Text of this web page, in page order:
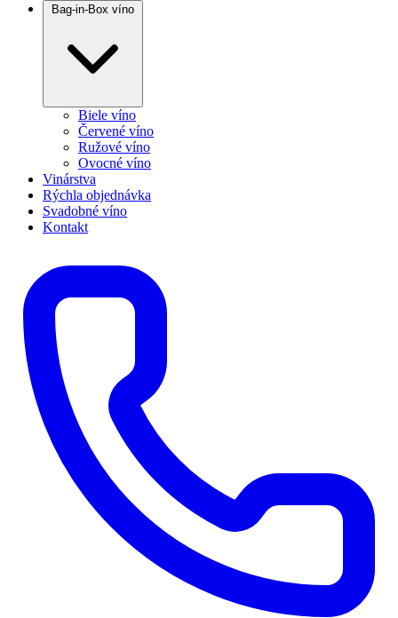
Bag-in-Box víno
Biele víno
Červené víno
Ružové víno
Ovocné víno
Vinárstva
Rýchla objednávka
Svadobné víno
Kontakt